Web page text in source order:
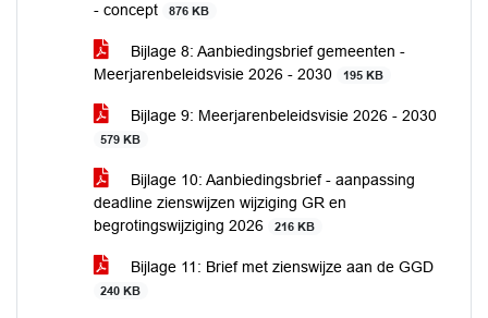
- concept
876 KB
Bijlage 8: Aanbiedingsbrief gemeenten -
Meerjarenbeleidsvisie 2026 - 2030
195 KB
Bijlage 9: Meerjarenbeleidsvisie 2026 - 2030
579 KB
Bijlage 10: Aanbiedingsbrief - aanpassing
deadline zienswijzen wijziging GR en
begrotingswijziging 2026
216 KB
Bijlage 11: Brief met zienswijze aan de GGD
240 KB